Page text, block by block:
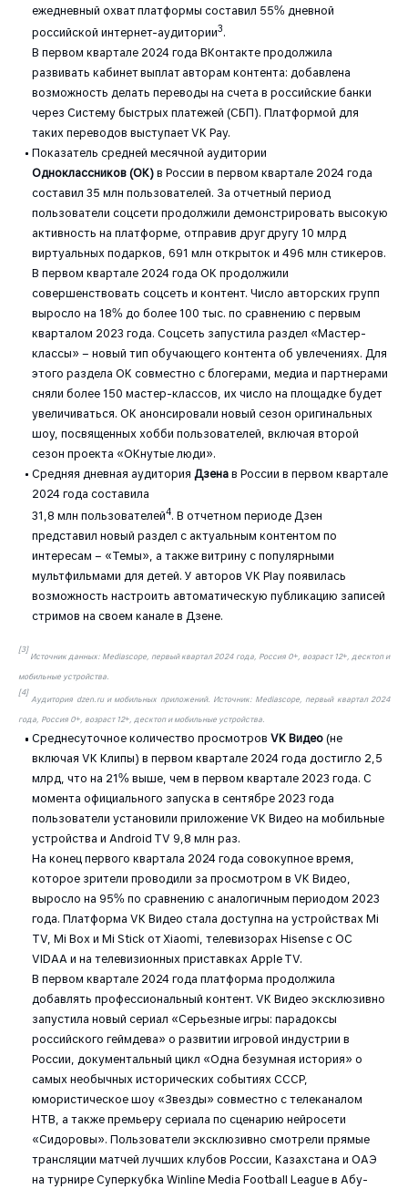
ежедневный охват платформы составил 55% дневной
российской интернет-аудитории3.
В первом квартале 2024 года ВКонтакте продолжила
развивать кабинет выплат авторам контента: добавлена
возможность делать переводы на счета в российские банки
через Систему быстрых платежей (СБП). Платформой для
таких переводов выступает VK Pay.
Показатель средней месячной аудитории
Одноклассников(ОК) в России в первом квартале 2024 года
составил 35 млн пользователей. За отчетный период
пользователи соцсети продолжили демонстрировать высокую
активность на платформе, отправив друг другу 10 млрд
виртуальных подарков, 691 млн открыток и 496 млн стикеров.
В первом квартале 2024 года ОК продолжили
совершенствовать соцсеть и контент. Число авторских групп
выросло на 18% до более 100 тыс. по сравнению с первым
кварталом 2023 года. Соцсеть запустила раздел «Мастер-
классы» – новый тип обучающего контента об увлечениях. Для
этого раздела ОК совместно с блогерами, медиа и партнерами
сняли более 150 мастер-классов, их число на площадке будет
увеличиваться. ОК анонсировали новый сезон оригинальных
шоу, посвященных хобби пользователей, включая второй
сезон проекта «ОКнутые люди».
Средняя дневная аудитория Дзена в России в первом квартале
2024 года составила
31,8 млн пользователей4. В отчетном периоде Дзен
представил новый раздел с актуальным контентом по
интересам – «Темы», а также витрину с популярными
мультфильмами для детей. У авторов VK Play появилась
возможность настроить автоматическую публикацию записей
стримов на своем канале в Дзене.
[3]
Источник данных: Mediascope, первый квартал 2024 года, Россия 0+, возраст 12+, десктоп и
мобильные устройства.
[4]
Аудитория dzen.ru и мобильных приложений. Источник: Mediascope, первый квартал 2024
года, Россия 0+, возраст 12+, десктоп и мобильные устройства.
Среднесуточное количество просмотровVK Видео (не
включая VK Клипы) в первом квартале 2024 года достигло 2,5
млрд, что на 21% выше, чем в первом квартале 2023 года. С
момента официального запуска в сентябре 2023 года
пользователи установили приложение VK Видео на мобильные
устройства и Android TV 9,8 млн раз.
На конец первого квартала 2024 года совокупное время,
которое зрители проводили за просмотром в VK Видео,
выросло на 95% по сравнению с аналогичным периодом 2023
года. Платформа VK Видео стала доступна на устройствах Mi
TV, Mi Box и Mi Stick от Xiaomi, телевизорах Hisense с ОС
VIDAA и на телевизионных приставках Apple TV.
В первом квартале 2024 года платформа продолжила
добавлять профессиональный контент. VK Видео эксклюзивно
запустила новый сериал «Серьезные игры: парадоксы
российского геймдева» о развитии игровой индустрии в
России, документальный цикл «Одна безумная история» о
самых необычных исторических событиях СССР,
юмористическое шоу «Звезды» совместно с телеканалом
НТВ, а также премьеру сериала по сценарию нейросети
«Сидоровы». Пользователи эксклюзивно смотрели прямые
трансляции матчей лучших клубов России, Казахстана и ОАЭ
на турнире Суперкубка Winline Media Football League в Абу-